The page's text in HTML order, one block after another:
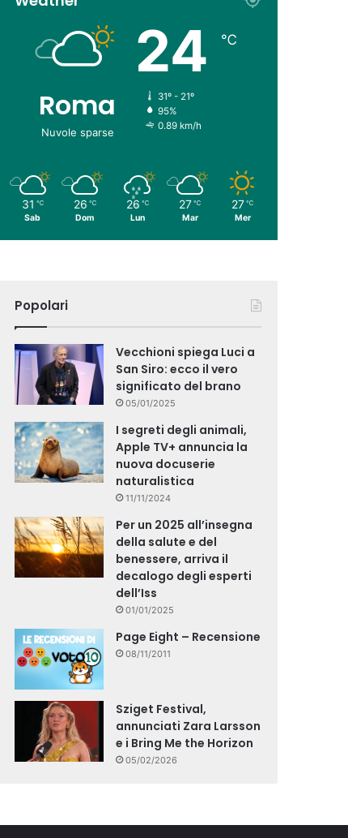
Roma
Nuvole sparse
24 ℃
31º - 21º
95%
0.89 km/h
31 ℃
Sab
26 ℃
Dom
26 ℃
Lun
27 ℃
Mar
27 ℃
Mer
Popolari
Vecchioni spiega Luci a
San Siro: ecco il vero
significato del brano
05/01/2025
I segreti degli animali,
Apple TV+ annuncia la
nuova docuserie
naturalistica
11/11/2024
Per un 2025 all’insegna
della salute e del
benessere, arriva il
decalogo degli esperti
dell’Iss
01/01/2025
Page Eight – Recensione
08/11/2011
Sziget Festival,
annunciati Zara Larsson
e i Bring Me the Horizon
05/02/2026